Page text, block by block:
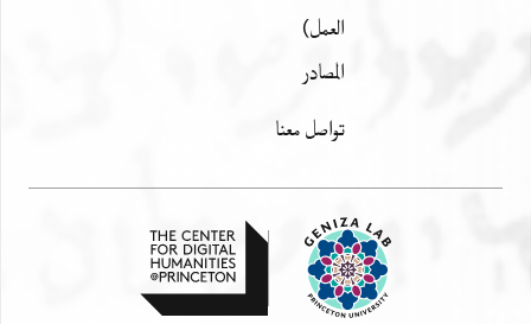
العمل)
المصادر
تواصل معنا